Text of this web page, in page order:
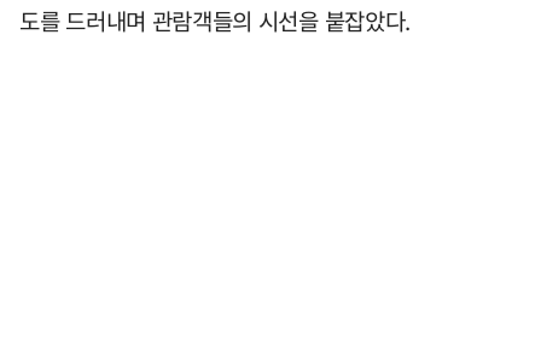
도를 드러내며 관람객들의 시선을 붙잡았다.